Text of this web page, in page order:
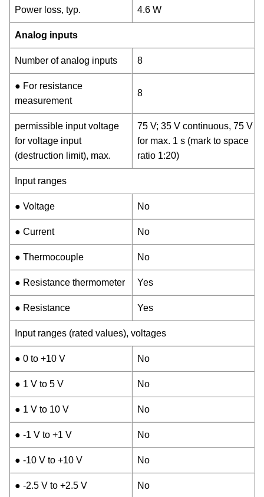
Power loss, typ. 4.6 W
Analog inputs
Number of analog inputs 8
● For resistance
measurement
8
permissible input voltage
for voltage input
(destruction limit), max.
75 V; 35 V continuous, 75 V
for max. 1 s (mark to space
ratio 1:20)
Input ranges
● Voltage No
● Current No
● Thermocouple No
● Resistance thermometer Yes
● Resistance Yes
Input ranges (rated values), voltages
● 0 to +10 V No
● 1 V to 5 V No
● 1 V to 10 V No
● -1 V to +1 V No
● -10 V to +10 V No
● -2.5 V to +2.5 V No